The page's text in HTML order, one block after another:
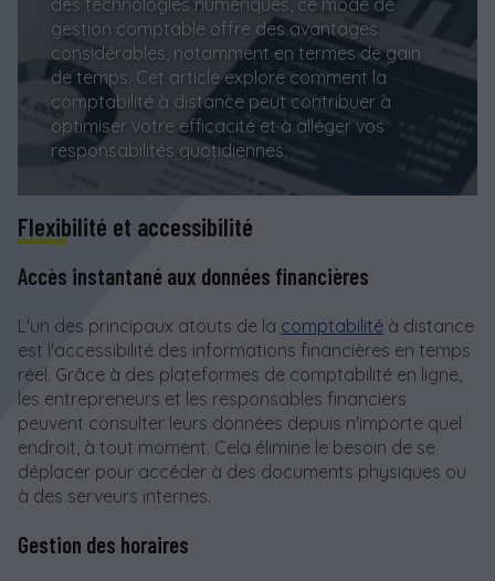
gestion comptable offre des avantages
considérables, notamment en termes de gain
de temps. Cet article explore comment la
comptabilité à distance peut contribuer à
optimiser votre efficacité et à alléger vos
responsabilités quotidiennes.
Flexibilité et accessibilité
Accès instantané aux données financières
L'un des principaux atouts de la comptabilité à distance
est l'accessibilité des informations financières en temps
réel. Grâce à des plateformes de comptabilité en ligne,
les entrepreneurs et les responsables financiers
peuvent consulter leurs données depuis n'importe quel
endroit, à tout moment. Cela élimine le besoin de se
déplacer pour accéder à des documents physiques ou
à des serveurs internes.
Gestion des horaires